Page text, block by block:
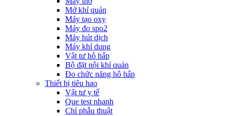
Mở khí quản
Máy tạo oxy
Máy đo spo2
Máy hút dịch
Máy khí dung
Vật tư hô hấp
Bộ đặt nội khí quản
Đo chức năng hô hấp
Thiết bị tiêu hao
Vật tư y tế
Que test nhanh
Chỉ phẫu thuật